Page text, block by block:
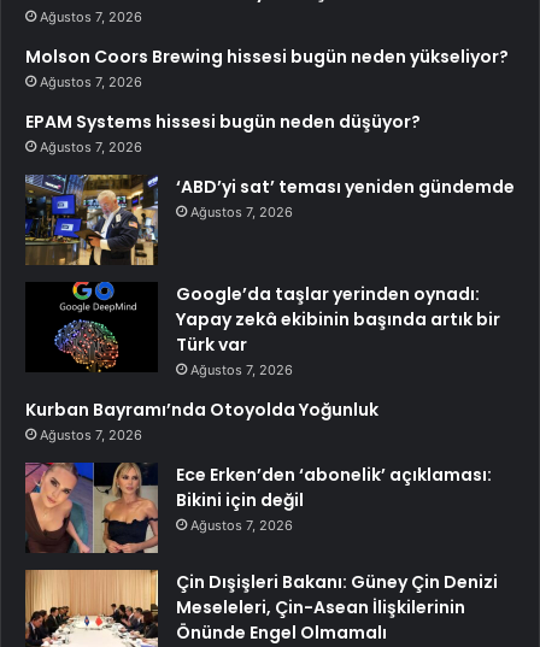
Ağustos 7, 2026
Molson Coors Brewing hissesi bugün neden yükseliyor?
Ağustos 7, 2026
EPAM Systems hissesi bugün neden düşüyor?
Ağustos 7, 2026
‘ABD’yi sat’ teması yeniden gündemde
Ağustos 7, 2026
Google’da taşlar yerinden oynadı:
Yapay zekâ ekibinin başında artık bir
Türk var
Ağustos 7, 2026
Kurban Bayramı’nda Otoyolda Yoğunluk
Ağustos 7, 2026
Ece Erken’den ‘abonelik’ açıklaması:
Bikini için değil
Ağustos 7, 2026
Çin Dışişleri Bakanı: Güney Çin Denizi
Meseleleri, Çin-Asean İlişkilerinin
Önünde Engel Olmamalı